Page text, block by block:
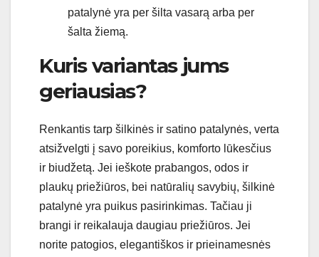
patalynė yra per šilta vasarą arba per
šalta žiemą.
Kuris variantas jums
geriausias?
Renkantis tarp šilkinės ir satino patalynės, verta
atsižvelgti į savo poreikius, komforto lūkesčius
ir biudžetą. Jei ieškote prabangos, odos ir
plaukų priežiūros, bei natūralių savybių, šilkinė
patalynė yra puikus pasirinkimas. Tačiau ji
brangi ir reikalauja daugiau priežiūros. Jei
norite patogios, elegantiškos ir prieinamesnės